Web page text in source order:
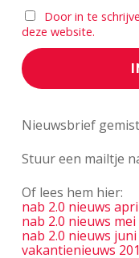
Door in te
deze website.
Nieuwsbrief
Stuur een mailtje
Of lees hem hier:
nab 2.0 nieuws
nab 2.0 nieuws mei
nab 2.0 nieuws juni
vakantienieuws